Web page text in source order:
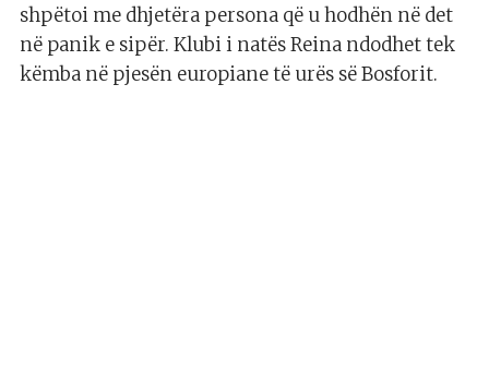
shpëtoi me dhjetëra persona që u hodhën në det
në panik e sipër. Klubi i natës Reina ndodhet tek
këmba në pjesën europiane të urës së Bosforit.